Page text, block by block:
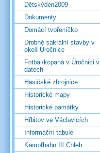
Dětskýden2009
Dokumenty
Domácí tvořeníčko
Drobné sakrální stavby v
okolí Úročnice
Fotbal/kopaná v Úročnici v
datech
Hasičské zbrojnice
Historické mapy
Historické památky
Hřbitov ve Václavicích
Informační tabule
Kampfbahn III Chleb